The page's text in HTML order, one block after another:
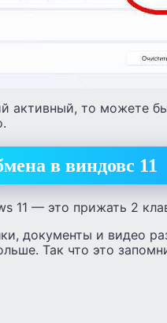
активный, то можете
в виндовс 11
11 — это прижать 2
документы и видео
Так что это